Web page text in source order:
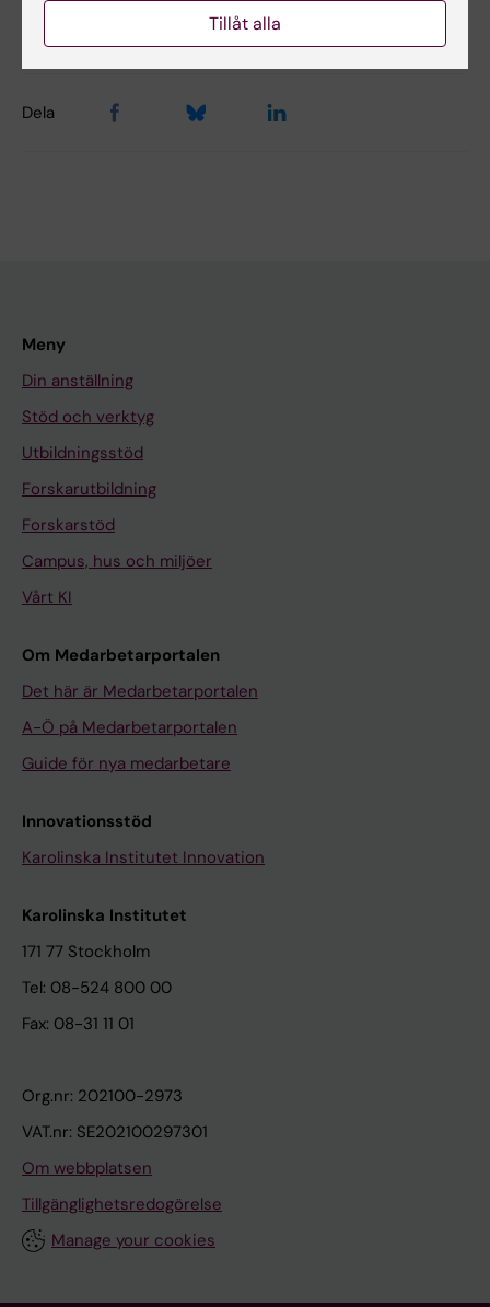
2026-01-09
Dela
Meny
Din anställning
Stöd och verktyg
Utbildningsstöd
Forskarutbildning
Forskarstöd
Campus, hus och miljöer
Vårt KI
Om Medarbetarportalen
Det här är Medarbetarportalen
A-Ö på Medarbetarportalen
Guide för nya medarbetare
Innovationsstöd
Karolinska Institutet Innovation
Karolinska Institutet
171 77 Stockholm
Tel: 08-524 800 00
Fax: 08-31 11 01
Org.nr: 202100-2973
VAT.nr: SE202100297301
Om webbplatsen
Tillgänglighetsredogörelse
Manage your cookies
Tillåt alla